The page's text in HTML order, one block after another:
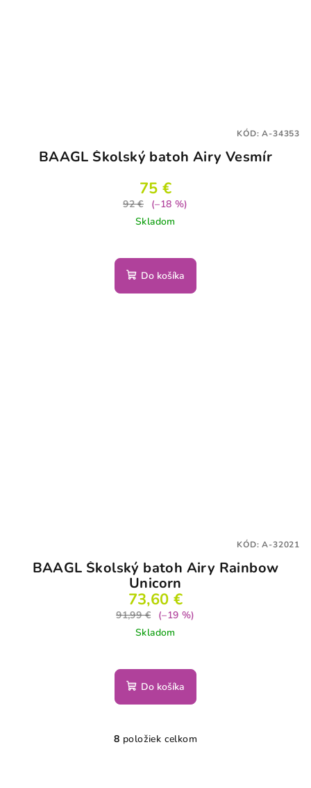
BAAGL Školský batoh Airy Vesmír
75 €
92 €
(–18 %)
Skladom
Do košíka
KÓD:A-34353
BAAGL Školský batoh Airy Rainbow
Unicorn
73,60 €
91,99 €
(–19 %)
Skladom
Do košíka
KÓD:A-32021
O
8 položiek celkom